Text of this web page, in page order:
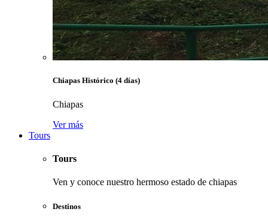
Chiapas Histórico (4 días)
Chiapas
Ver más
Tours
Tours
Ven y conoce nuestro hermoso estado de chiapas
Destinos